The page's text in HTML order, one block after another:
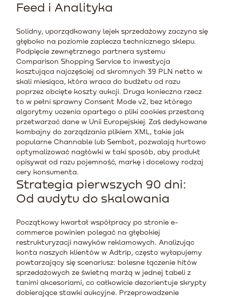
Feed i Analityka
Solidny, uporządkowany lejek sprzedażowy zaczyna się
głęboko na poziomie zaplecza technicznego sklepu.
Podpięcie zewnętrznego partnera systemu
Comparison Shopping Service to inwestycja
kosztująca najczęściej od skromnych 39 PLN netto w
skali miesiąca, która wraca do budżetu od razu
poprzez obcięte koszty aukcji. Druga konieczna rzecz
to w pełni sprawny Consent Mode v2, bez którego
algorytmy uczenia opartego o pliki cookies przestaną
przetwarzać dane w Unii Europejskiej. Zaś dedykowane
kombajny do zarządzania plikiem XML, takie jak
popularne Channable lub Sembot, pozwalają hurtowo
optymalizować nagłówki w taki sposób, aby produkt
opisywał od razu pojemność, markę i docelowy rodzaj
cery konsumenta.
Strategia pierwszych 90 dni:
Od audytu do skalowania
Początkowy kwartał współpracy po stronie e-
commerce powinien polegać na głębokiej
restrukturyzacji nawyków reklamowych. Analizując
konta naszych klientów w Adtrip, często wyłapujemy
powtarzający się scenariusz: bolesne łączenie hitów
sprzedażowych ze świetną marżą w jednej tabeli z
tanimi akcesoriami, co całkowicie dezorientuje skrypty
dobierające stawki aukcyjne. Przeprowadzenie